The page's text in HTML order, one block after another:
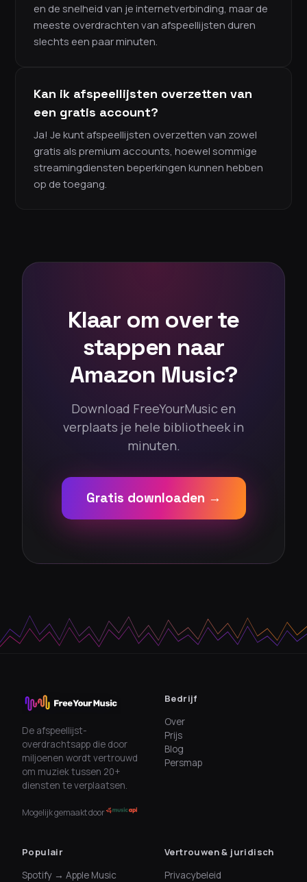
en de snelheid van je internetverbinding, maar de
meeste overdrachten van afspeellijsten duren
slechts een paar minuten.
Kan ik afspeellijsten overzetten van
een gratis account?
Ja! Je kunt afspeellijsten overzetten van zowel
gratis als premium accounts, hoewel sommige
streamingdiensten beperkingen kunnen hebben
op de toegang.
Klaar om over te
stappen naar
Amazon Music?
Download FreeYourMusic en
verplaats je hele bibliotheek in
minuten.
Gratis downloaden →
De afspeellijst-
overdrachtsapp die door
miljoenen wordt vertrouwd
om muziek tussen 20+
diensten te verplaatsen.
Mogelijk gemaakt door
Bedrijf
Over
Prijs
Blog
Persmap
Populair
Spotify → Apple Music
Vertrouwen & juridisch
Privacybeleid